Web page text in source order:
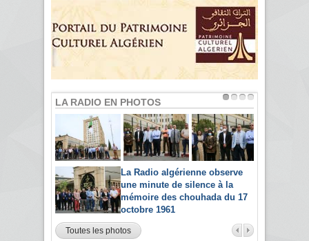
LA RADIO EN PHOTOS
La Radio algérienne observe
une minute de silence à la
mémoire des chouhada du 17
octobre 1961
Toutes les photos